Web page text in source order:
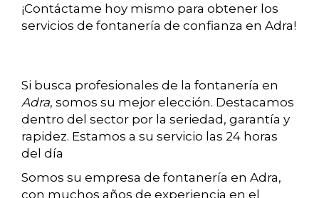
¡Contáctame hoy mismo para obtener los
servicios de fontanería de confianza en Adra!
Si busca profesionales de la fontanería en
Adra, somos su mejor elección. Destacamos
dentro del sector por la seriedad, garantía y
rapidez. Estamos a su servicio las 24 horas
del día
Somos su empresa de fontanería en Adra,
con muchos años de experiencia en el